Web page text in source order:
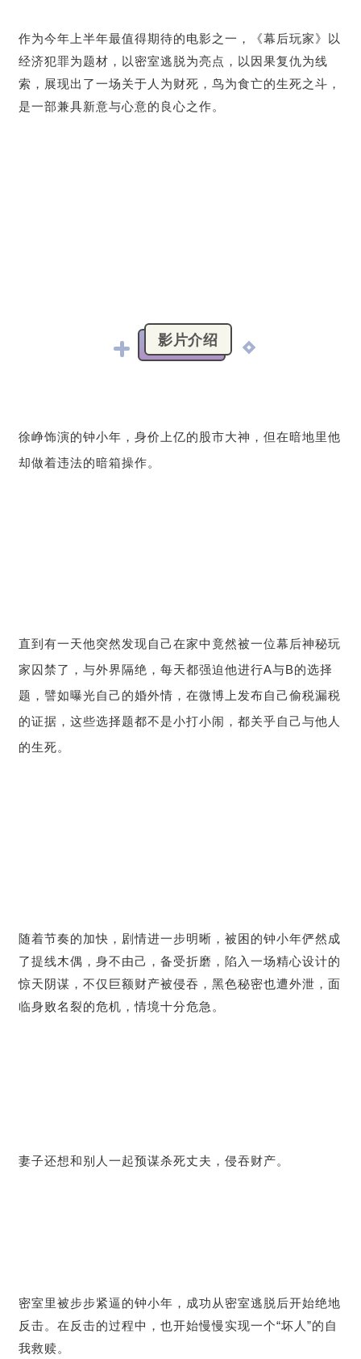
作为今年上半年最值得期待的电影之一，《幕后玩家》以
经济犯罪为题材，以密室逃脱为亮点，以因果复仇为线
索，展现出了一场关于人为财死，鸟为食亡的生死之斗，
是一部兼具新意与心意的良心之作。
影片介绍
徐峥饰演的钟小年， 身价上亿的股市大神， 但在暗地里他
却做着违法的暗箱操作。
直到有一天他突然发现自己在家中竟然被一位幕后神秘玩
家囚禁了，与外界隔绝，每天都强迫他进行A与B的选择
题，譬如曝光自己的婚外情，在微博上发布自己偷税漏税
的证据，这些选择题都不是小打小闹，都关乎自己与他人
的生死。
随着节奏的加快，剧情进一步明晰， 被困的钟小年俨然成
了提线木偶，身不由己，备受折磨， 陷入一场精心设计的
惊天阴谋，不仅巨额财产被侵吞，黑色秘密也遭外泄，面
临身败名裂的危机，情境十分危急。
妻子还想和别人一起预谋杀死丈夫，侵吞财产。
密室里被步步紧逼的钟小年，成功从密室逃脱后开始绝地
反击。在反击的过程中，也开始慢慢实现一个“坏人”的自
我救赎。